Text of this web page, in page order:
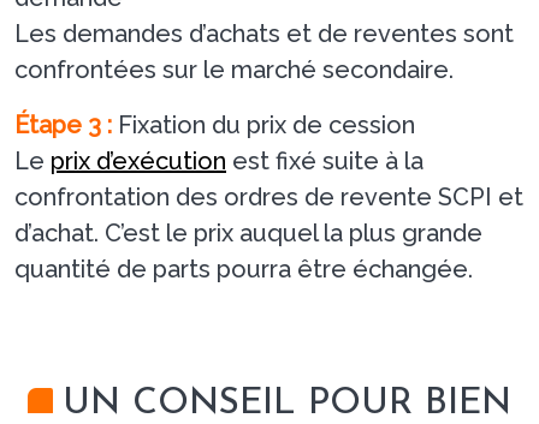
Les demandes d’achats et de reventes sont
confrontées sur le marché secondaire.
Étape 3 : Fixation du prix de cession
Le prix d’exécution est fixé suite à la
confrontation des ordres de revente SCPI et
d’achat. C’est le prix auquel la plus grande
quantité de parts pourra être échangée.
UN CONSEIL POUR BIEN